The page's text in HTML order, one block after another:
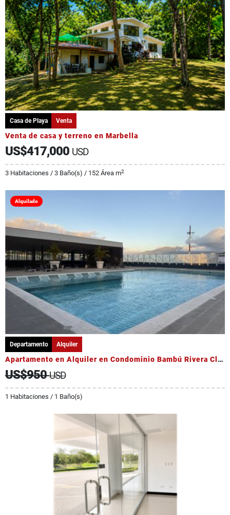
Casa de Playa Venta
Venta de casa y terreno en Marbella
US$417,000 USD
3 Habitaciones / 3 Baño(s) / 152 Área m2
Alquilado
Departamento Alquiler
Apartamento en Alquiler en Condominio Bambú Rivera Club
US$950USD
1 Habitaciones / 1 Baño(s)